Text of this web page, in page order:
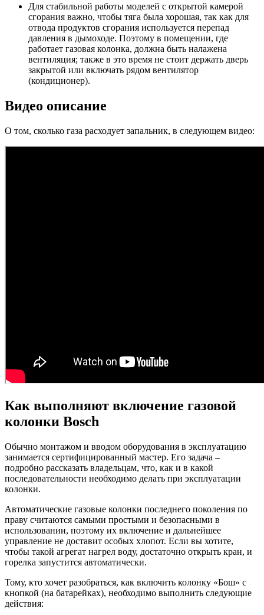
Для стабильной работы моделей с открытой камерой
сгорания важно, чтобы тяга была хорошая, так как для
отвода продуктов сгорания используется перепад
давления в дымоходе. Поэтому в помещении, где
работает газовая колонка, должна быть налажена
вентиляция; также в это время не стоит держать дверь
закрытой или включать рядом вентилятор
(кондиционер).
Видео описание
О том, сколько газа расходует запальник, в следующем видео:
Как выполняют включение газовой
колонки Bosch
Обычно монтажом и вводом оборудования в эксплуатацию
занимается сертифицированный мастер. Его задача –
подробно рассказать владельцам, что, как и в какой
последовательности необходимо делать при эксплуатации
колонки.
Автоматические газовые колонки последнего поколения по
праву считаются самыми простыми и безопасными в
использовании, поэтому их включение и дальнейшее
управление не доставит особых хлопот. Если вы хотите,
чтобы такой агрегат нагрел воду, достаточно открыть кран, и
горелка запустится автоматически.
Тому, кто хочет разобраться, как включить колонку «Бош» с
кнопкой (на батарейках), необходимо выполнить следующие
действия: